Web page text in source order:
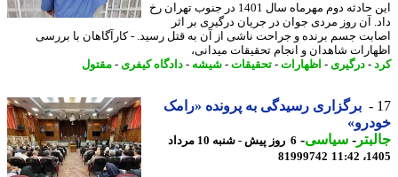
این حادثه دوم مهرماه سال 1401 در جنوب تهران رخ
آن روز مردی جوان در جریان درگیری بر اثر
جسم برنده و جراحت ناشی از آن به قتل رسید. - کارآگاهان با بررسی
شاهدان و انجام تحقیقات میدانی،
-درگیری- اظهارات- تحقیقات-شیشه-دادگاه کیفری- مقتول
برگزاری رسیدگی به پرونده «رامک
-سیاسی-
6 روز پیش - شنبه 10 مرداد
81999742